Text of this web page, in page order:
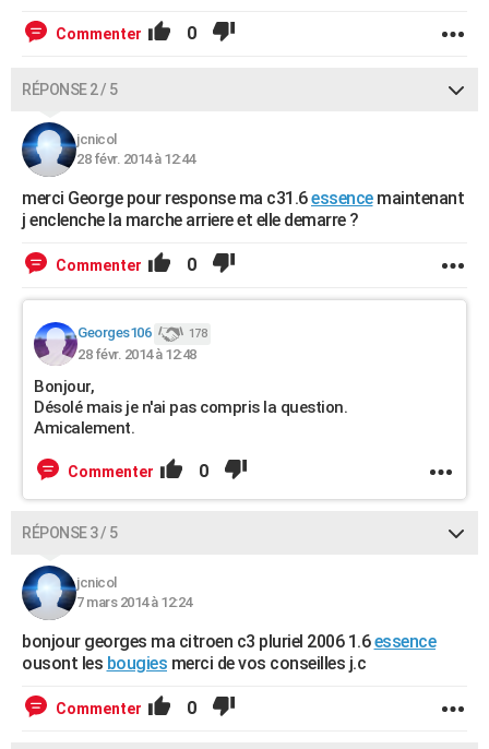
AVIS DE DÉCÈS
Commenter 0
RÉPONSE 2 / 5
jcnicol
28 févr. 2014 à 12:44
merci George pour response ma c31.6essencemaintenant
j enclenche la marche arriere et elle demarre ?
Commenter 0
Georges106 178
28 févr. 2014 à 12:48
Bonjour,
Désolé mais je n'ai pas compris la question.
Amicalement.
Commenter 0
RÉPONSE 3 / 5
jcnicol
7 mars 2014 à 12:24
bonjour georges ma citroen c3 pluriel 2006 1.6essence
ousont les bougies merci de vos conseilles j.c
Commenter 0